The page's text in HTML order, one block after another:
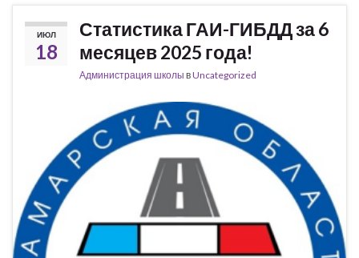
ИЮЛ
18
Статистика ГАИ-ГИБДД за 6
месяцев 2025 года!
Администрация школы вUncategorized